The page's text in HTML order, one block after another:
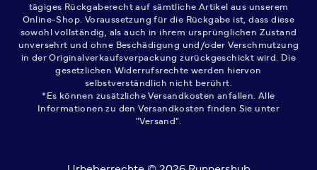
tägiges Rückgaberecht auf sämtliche Artikel aus unserem
Online-Shop. Voraussetzung für die Rückgabe ist, dass diese
sowohl vollständig, als auch in ihrem ursprünglichen Zustand
unversehrt und ohne Beschädigung und/oder Verschmutzung
in der Originalverkaufsverpackung zurückgeschickt wird. Die
gesetzlichen Widerrufsrechte werden hiervon
selbstverständlich nicht berührt.
*Es können zusätzliche Versandkosten anfallen. Alle
Informationen zu den Versandkosten finden Sie unter
"Versand".